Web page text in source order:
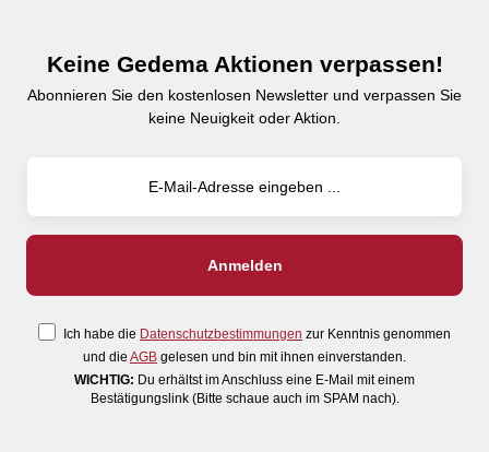
Keine Gedema Aktionen verpassen!
Abonnieren Sie den kostenlosen Newsletter und verpassen Sie
keine Neuigkeit oder Aktion.
Ich habe die Datenschutzbestimmungen zur Kenntnis genommen
und die AGB gelesen und bin mit ihnen einverstanden.
WICHTIG: Du erhältst im Anschluss eine E-Mail mit einem
Bestätigungslink (Bitte schaue auch im SPAM nach).